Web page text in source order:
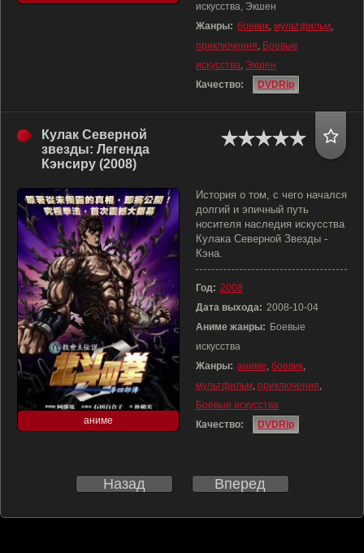
искусства, Экшен
Жанры: боевик, мультфильм,
приключения, Боевые
искусства, Экшен
Качество:
DVDRip
Кулак Северной
звезды: Легенда
Кэнсиру (2008)
аниме
История о том, с чего начался
долгий и эпичный путь
носителя наследия искусства
Кулака Северной Звезды -
Кэна.
Год: 2008
Дата выхода: 2008-10-04
Аниме жанры: Боевые
искусства
Жанры: аниме, боевик,
мультфильм, приключения,
Боевые искусства
Качество:
DVDRip
Назад Вперед